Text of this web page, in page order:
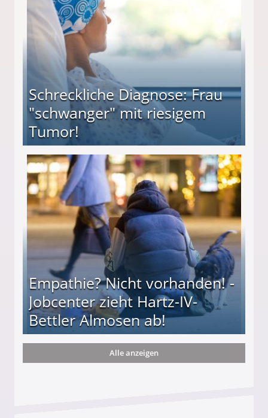
Schreckliche Diagnose: Frau
"schwanger" mit riesigem
Tumor!
mit riesigem Tumor!
Empathie? Nicht vorhanden! -
Jobcenter zieht Hartz-IV-
Bettler Almosen ab!
Hartz-IV-Bettler Almosen ab!
Alle anzeigen